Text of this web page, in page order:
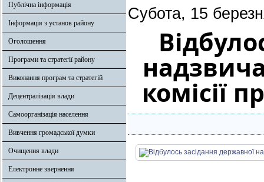
Публічна інформація
Інформація з установ району
Оголошення
Програми та стратегії району
Виконання програм та стратегій
Децентралізація влади
Самоорганізація населення
Вивчення громадської думки
Очищення влади
Електронне звернення
Субота, 15
комісії